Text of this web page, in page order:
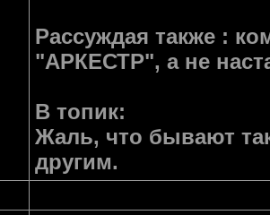
Рассуждая также :
"АРКЕСТР", а не
В топик:
Жаль, что бывают
другим.